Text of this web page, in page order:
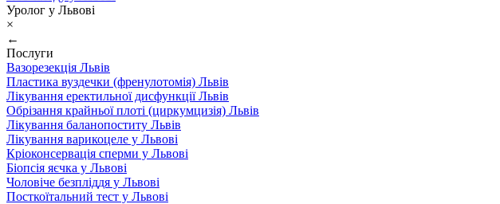
Уролог у Львові
×
←
Послуги
Вазорезекція Львів
Пластика вуздечки (френулотомія) Львів
Лікування еректильної дисфункції Львів
Обрізання крайньої плоті (циркумцизія) Львів
Лікування баланопоститу Львів
Лікування варикоцеле у Львові
Кріоконсервація сперми у Львові
Біопсія яєчка у Львові
Чоловіче безпліддя у Львові
Посткоїтальний тест у Львові